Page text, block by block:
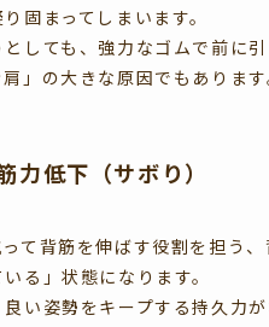
固まってしまいます。
しても、強力なゴムで前に
」の大きな原因でもあります
低下（サボり）
て背筋を伸ばす役割を担う
る」状態になります。
い姿勢をキープする持久力